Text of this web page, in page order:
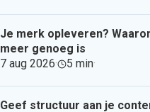
Je merk opleveren?
meer genoeg is
7 aug 2026· 5 min·
Geef structuur aan je